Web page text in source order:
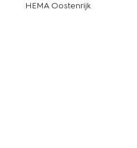
HEMA Oostenrijk